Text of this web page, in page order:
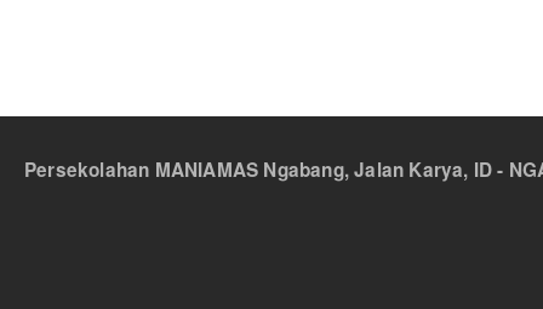
Persekolahan MANIAMAS Ngabang, Jalan Karya, ID -